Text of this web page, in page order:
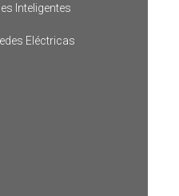
Inteligentes
Eléctricas